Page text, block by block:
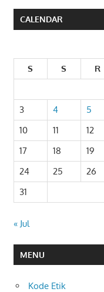
CALENDAR
S
S R
3
4 5
10
11 12
17
18 19
24
25 26
31
« Jul
MENU
Kode Etik